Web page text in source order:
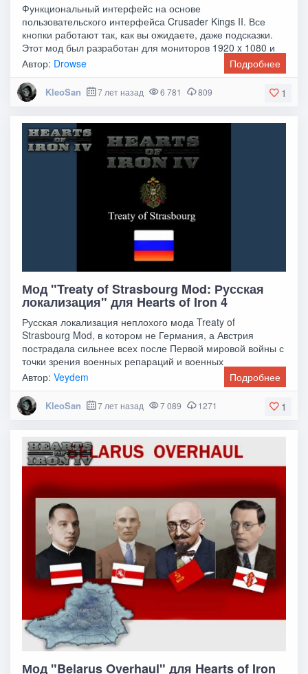
Функциональный интерфейс на основе
пользовательского интерфейса Crusader Kings II. Все
кнопки работают так, как вы ожидаете, даже подсказки.
Этот мод был разработан для мониторов 1920 x 1080 и
может
Автор: Drowse Подробнее
1
KleoSan 7 лет назад 6 781 809
Мод "Treaty of Strasbourg Mod: Русская
локализация" для Hearts of Iron 4
Русская локализация неплохого мода Treaty of
Strasbourg Mod, в котором не Германия, а Австрия
пострадала сильнее всех после Первой мировой войны с
точки зрения военных репараций и военных
Автор:Veydem Подробнее
1
KleoSan 7 лет назад 7 089 1271
Мод "Belarus Overhaul" для Hearts of Iron